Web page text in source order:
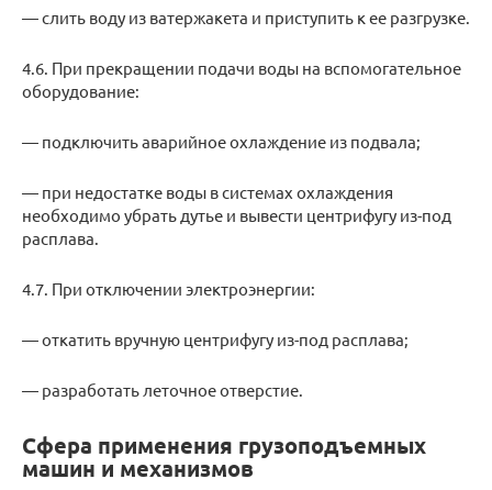
— слить воду из ватержакета и приступить к ее разгрузке.
4.6. При прекращении подачи воды на вспомогательное
оборудование:
— подключить аварийное охлаждение из подвала;
— при недостатке воды в системах охлаждения
необходимо убрать дутье и вывести центрифугу из-под
расплава.
4.7. При отключении электроэнергии:
— откатить вручную центрифугу из-под расплава;
— разработать леточное отверстие.
Сфера применения грузоподъемных
машин и механизмов